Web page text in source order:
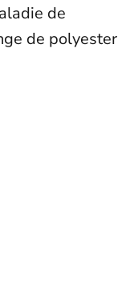
de
de polyester